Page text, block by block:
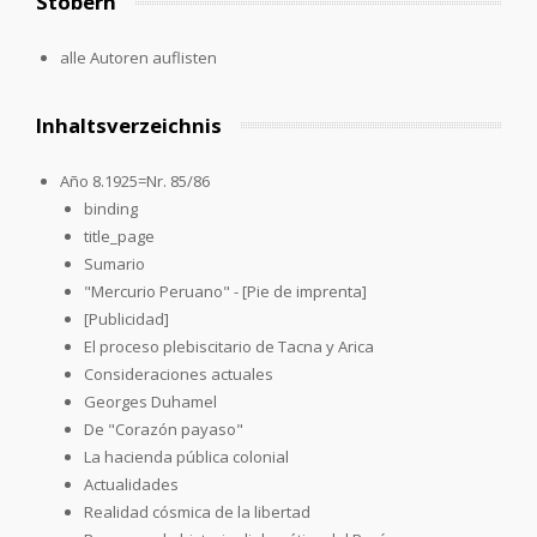
alle Autoren auflisten
Inhaltsverzeichnis
Año 8.1925=Nr. 85/86
binding
title_page
Sumario
"Mercurio Peruano" - [Pie de imprenta]
[Publicidad]
El proceso plebiscitario de Tacna y Arica
Consideraciones actuales
Georges Duhamel
De "Corazón payaso"
La hacienda pública colonial
Actualidades
Realidad cósmica de la libertad